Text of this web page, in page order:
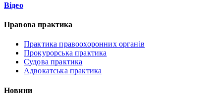
Відео
Правова практика
Практика правоохоронних органів
Прокурорська практика
Судова практика
Адвокатська практика
Новини